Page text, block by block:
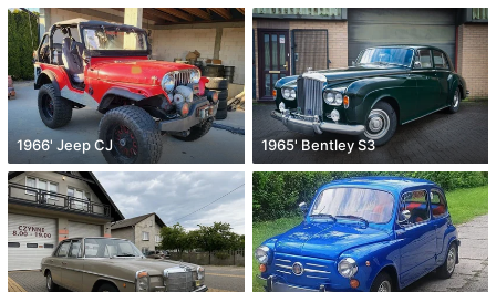
1966' Jeep CJ 1965' Bentley S3